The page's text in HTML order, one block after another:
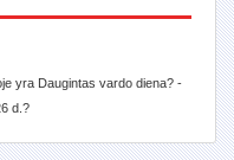
yra Daugintas vardo diena? -
d.?